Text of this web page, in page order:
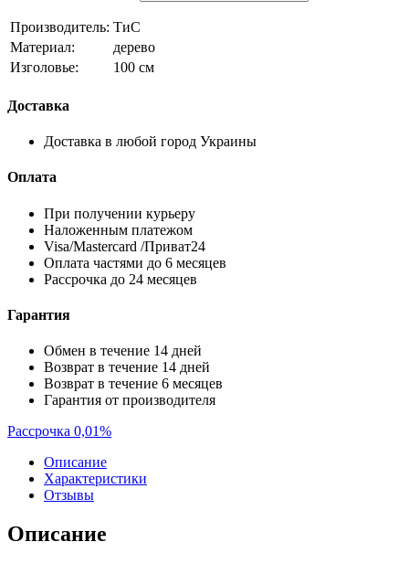
Производитель: ТиС
Материал:
дерево
Изголовье:
100 см
Доставка
Доставка в любой город Украины
Оплата
При получении курьеру
Наложенным платежом
Visa/Mastercard /Приват24
Оплата частями до 6 месяцев
Рассрочка до 24 месяцев
Гарантия
Обмен в течение 14 дней
Возврат в течение 14 дней
Возврат в течение 6 месяцев
Гарантия от производителя
Рассрочка 0,01%
Описание
Характеристики
Отзывы
Описание